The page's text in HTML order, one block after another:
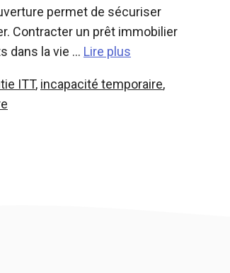
permet de sécuriser
Contracter un prêt immobilier
dans la vie … Lire plus
ITT, incapacité temporaire,